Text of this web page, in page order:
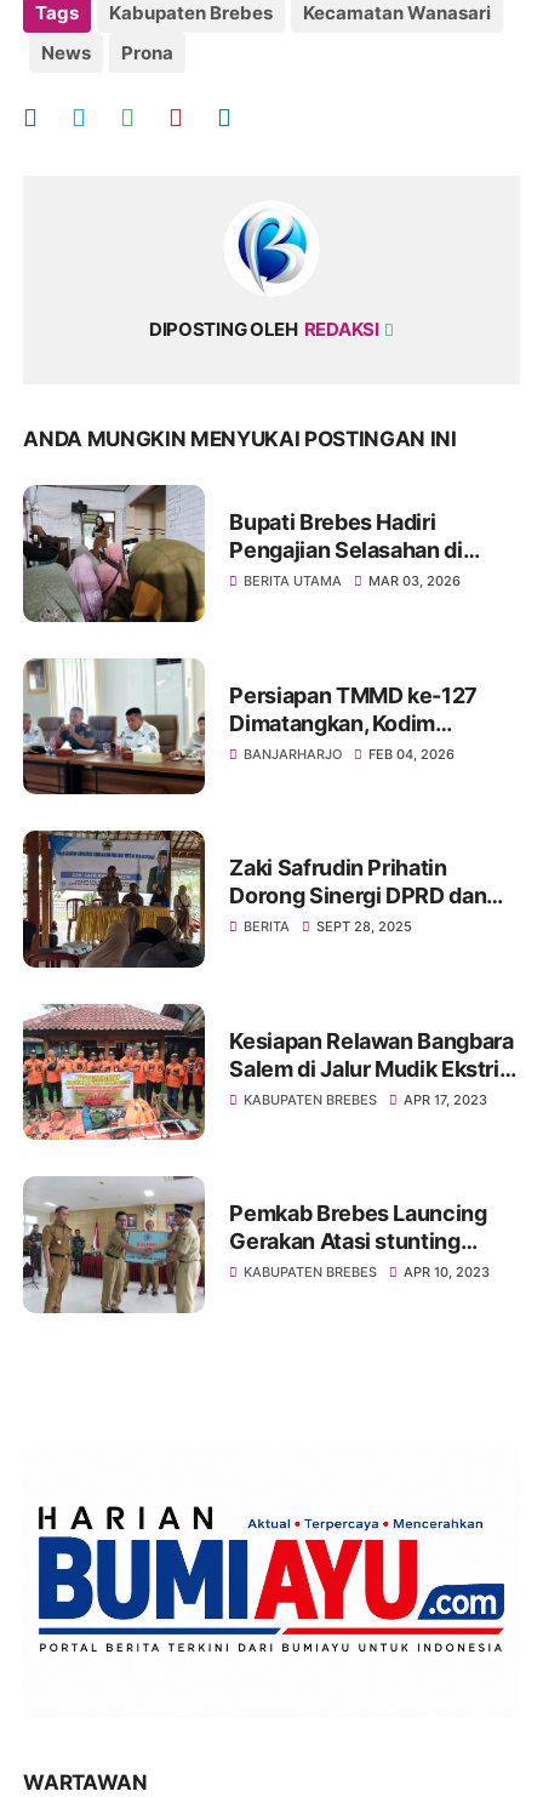
Tags Kabupaten Brebes
Kecamatan Wanasari
News
Prona
DIPOSTING OLEH REDAKSI
ANDA MUNGKIN MENYUKAI POSTINGAN INI
Bupati Brebes Hadiri
Pengajian Selasahan di
Ponpes Al Hikmah 1,
BERITA UTAMA MAR 03, 2026
Persiapan TMMD ke-127
Dimatangkan, Kodim
0713/Brebes Libatkan
BANJARHARJO FEB 04, 2026
Zaki Safrudin Prihatin
Dorong Sinergi DPRD dan
Pemda, Fokus 70 Persen
BERITA SEPT 28, 2025
Kesiapan Relawan Bangbara
Salem di Jalur Mudik Ekstrim
Gunung Lio
KABUPATEN BREBES APR 17, 2023
Pemkab Brebes Launcing
Gerakan Atasi stunting
Peduli Donasi Telor
KABUPATEN BREBES APR 10, 2023
WARTAWAN